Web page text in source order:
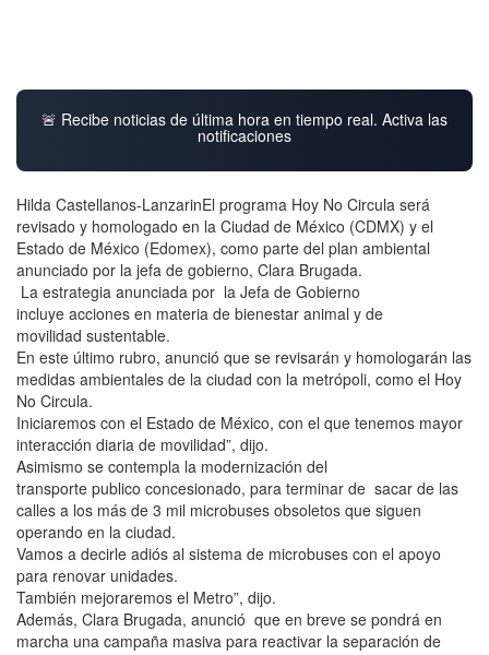
🚨 Recibe noticias de última hora en tiempo real. Activa las
notificaciones
Hilda Castellanos-LanzarinEl programa Hoy No Circula será
revisado y homologado en la Ciudad de México (CDMX) y el
Estado de México (Edomex), como parte del plan ambiental
anunciado por la jefa de gobierno, Clara Brugada.
La estrategia anunciada por la Jefa de Gobierno
incluye acciones en materia de bienestar animal y de
movilidad sustentable.
En este último rubro, anunció que se revisarán y homologarán las
medidas ambientales de la ciudad con la metrópoli, como el Hoy
No Circula.
Iniciaremos con el Estado de México, con el que tenemos mayor
interacción diaria de movilidad”, dijo.
Asimismo se contempla la modernización del
transporte publico concesionado, para terminar de sacar de las
calles a los más de 3 mil microbuses obsoletos que siguen
operando en la ciudad.
Vamos a decirle adiós al sistema de microbuses con el apoyo
para renovar unidades.
También mejoraremos el Metro”, dijo.
Además, Clara Brugada, anunció que en breve se pondrá en
marcha una campaña masiva para reactivar la separación de